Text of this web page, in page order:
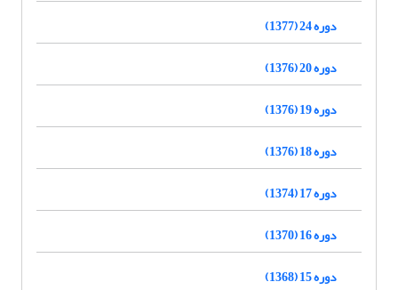
دوره 24 (1377)
دوره 20 (1376)
دوره 19 (1376)
دوره 18 (1376)
دوره 17 (1374)
دوره 16 (1370)
دوره 15 (1368)